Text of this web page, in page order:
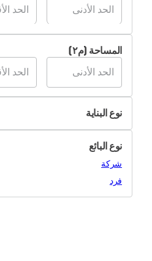
المساحة (م٢)
نوع البناية
زراعي
صناعي
سكني
نوع البائع
شركة
فرد